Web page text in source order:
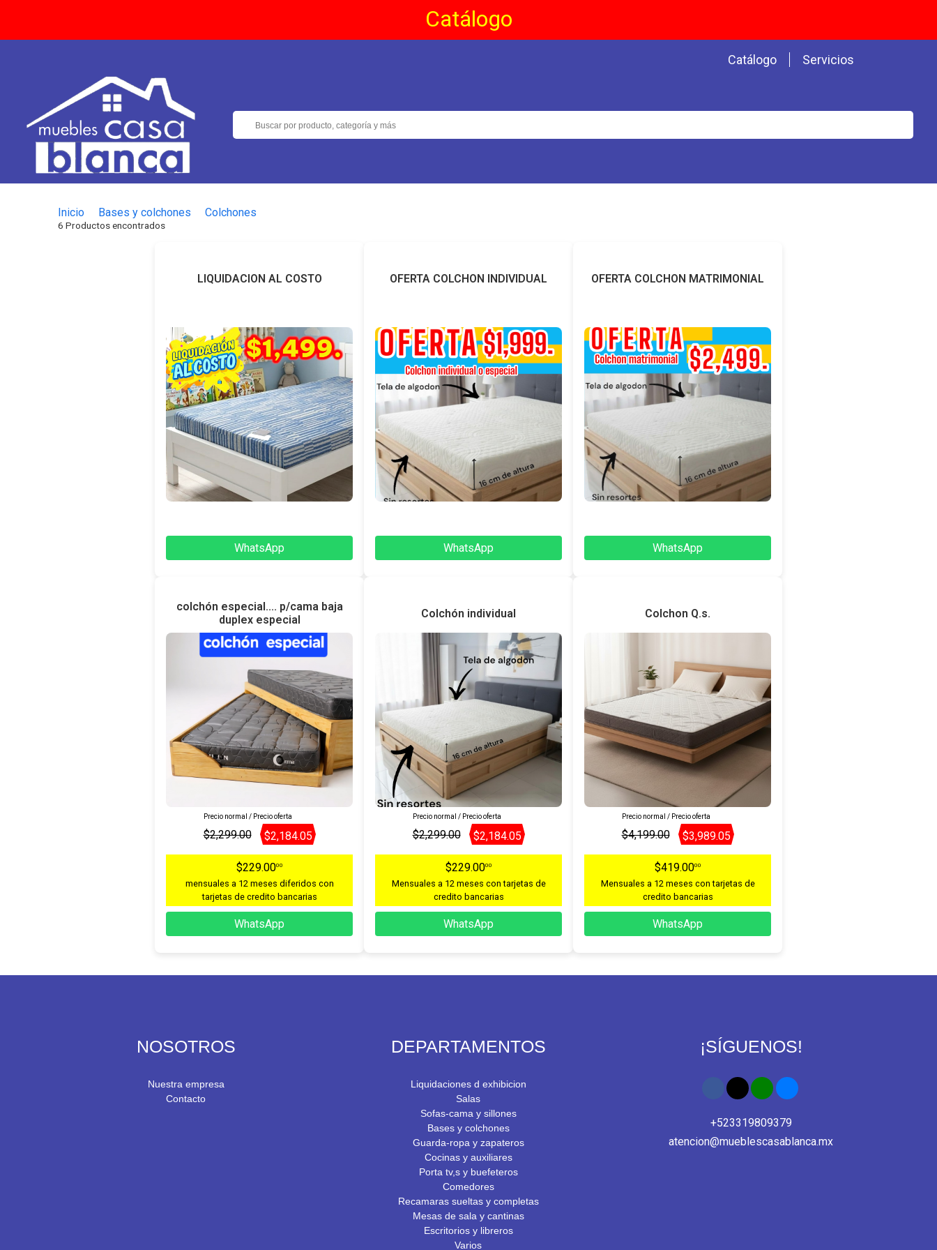
Catálogo
Catálogo Servicios
Inicio Bases y colchones Colchones
6 Productos encontrados
LIQUIDACION AL COSTO
WhatsApp
OFERTA COLCHON INDIVIDUAL
WhatsApp
OFERTA COLCHON MATRIMONIAL
WhatsApp
colchón especial.... p/cama baja
duplex especial
Precio normal / Precio oferta
$2,299.00 $2,184.05
$229.0000
mensuales a 12 meses diferidos con
tarjetas de credito bancarias
WhatsApp
Colchón individual
Precio normal / Precio oferta
$2,299.00 $2,184.05
$229.0000
Mensuales a 12 meses con tarjetas de
credito bancarias
WhatsApp
Colchon Q.s.
Precio normal / Precio oferta
$4,199.00 $3,989.05
$419.0000
Mensuales a 12 meses con tarjetas de
credito bancarias
WhatsApp
NOSOTROS
Nuestra empresa
Contacto
DEPARTAMENTOS
Liquidaciones d exhibicion
Salas
Sofas-cama y sillones
Bases y colchones
Guarda-ropa y zapateros
Cocinas y auxiliares
Porta tv,s y buefeteros
Comedores
Recamaras sueltas y completas
Mesas de sala y cantinas
Escritorios y libreros
Varios
¡SÍGUENOS!
+523319809379
atencion@mueblescasablanca.mx